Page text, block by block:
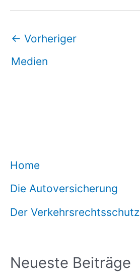
← Vorheriger
Medien
Home
Die Autoversicherung
Der Verkehrsrechtsschutz
Neueste Beiträge